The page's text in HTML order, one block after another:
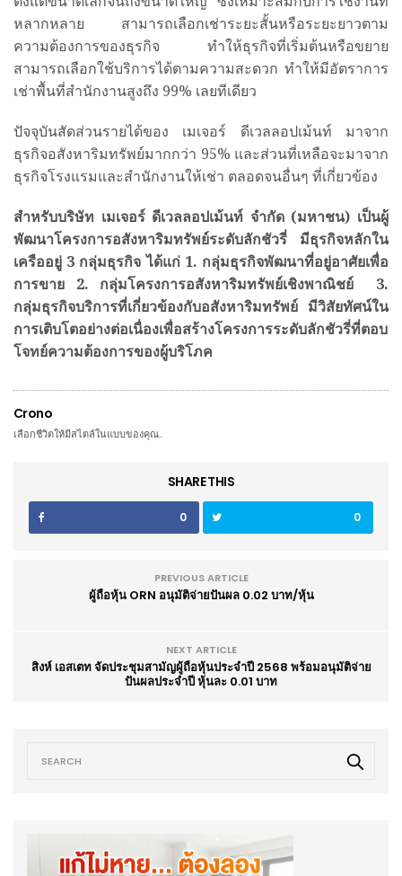
หลากหลาย สามารถเลือกเช่าระยะสั้นหรือระยะยาวตาม
ความต้องการของธุรกิจ ทำให้ธุรกิจที่เริ่มต้นหรือขยาย
สามารถเลือกใช้บริการได้ตามความสะดวก ทำให้มีอัตราการ
เช่าพื้นที่สำนักงานสูงถึง 99% เลยทีเดียว
ปัจจุบันสัดส่วนรายได้ของ เมเจอร์ ดีเวลลอปเม้นท์ มาจาก
ธุรกิจอสังหาริมทรัพย์มากกว่า 95% และส่วนที่เหลือจะมาจาก
ธุรกิจโรงแรมและสำนักงานให้เช่า ตลอดจนอื่นๆ ที่เกี่ยวข้อง
สำหรับบริษัท เมเจอร์ ดีเวลลอปเม้นท์ จำกัด (มหาชน) เป็นผู้
พัฒนาโครงการอสังหาริมทรัพย์ระดับลักชัวรี่ มีธุรกิจหลักใน
เครืออยู่ 3 กลุ่มธุรกิจ ได้แก่ 1. กลุ่มธุรกิจพัฒนาที่อยู่อาศัยเพื่อ
การขาย 2. กลุ่มโครงการอสังหาริมทรัพย์เชิงพาณิชย์ 3.
กลุ่มธุรกิจบริการที่เกี่ยวข้องกับอสังหาริมทรัพย์ มีวิสัยทัศน์ใน
การเติบโตอย่างต่อเนื่องเพื่อสร้างโครงการระดับลักชัวรี่ที่ตอบ
โจทย์ความต้องการของผู้บริโภค
Crono
เลือกชีวิตให้มีสไตล์ในแบบของคุณ..
SHARE THIS
0 0
PREVIOUS ARTICLE
ผู้ถือหุ้น ORN อนุมัติจ่ายปันผล 0.02 บาท/หุ้น
NEXT ARTICLE
สิงห์ เอสเตท จัดประชุมสามัญผู้ถือหุ้นประจำปี 2568 พร้อมอนุมัติจ่าย
ปันผลประจำปี หุ้นละ 0.01 บาท